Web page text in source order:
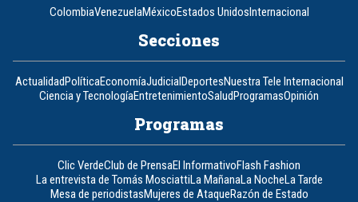
ColombiaVenezuelaMéxicoEstados UnidosInternacional
Secciones
ActualidadPolíticaEconomíaJudicialDeportesNuestra Tele Internacional
Ciencia y TecnologíaEntretenimientoSaludProgramasOpinión
Programas
Clic VerdeClub de PrensaEl InformativoFlash Fashion
La entrevista de Tomás MosciattiLa MañanaLa NocheLa Tarde
Mesa de periodistasMujeres de AtaqueRazón de Estado